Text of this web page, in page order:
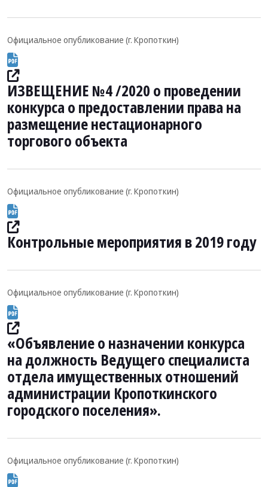
Официальное опубликование (г. Кропоткин)
ИЗВЕЩЕНИЕ №4 /2020 о проведении
конкурса о предоставлении права на
размещение нестационарного
торгового объекта
Официальное опубликование (г. Кропоткин)
Контрольные мероприятия в 2019 году
Официальное опубликование (г. Кропоткин)
«Объявление о назначении конкурса
на должность Ведущего специалиста
отдела имущественных отношений
администрации Кропоткинского
городского поселения».
Официальное опубликование (г. Кропоткин)